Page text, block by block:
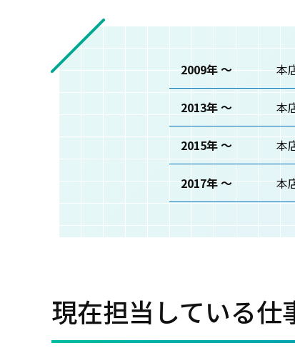
2009年 ～ 本
2013年 ～ 本
2015年 ～ 本
2017年 ～ 本
現在担当している仕